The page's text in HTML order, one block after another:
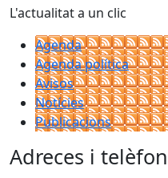
L'actualitat a un clic
Agenda
Agenda política
Avisos
Notícies
Publicacions
Adreces i